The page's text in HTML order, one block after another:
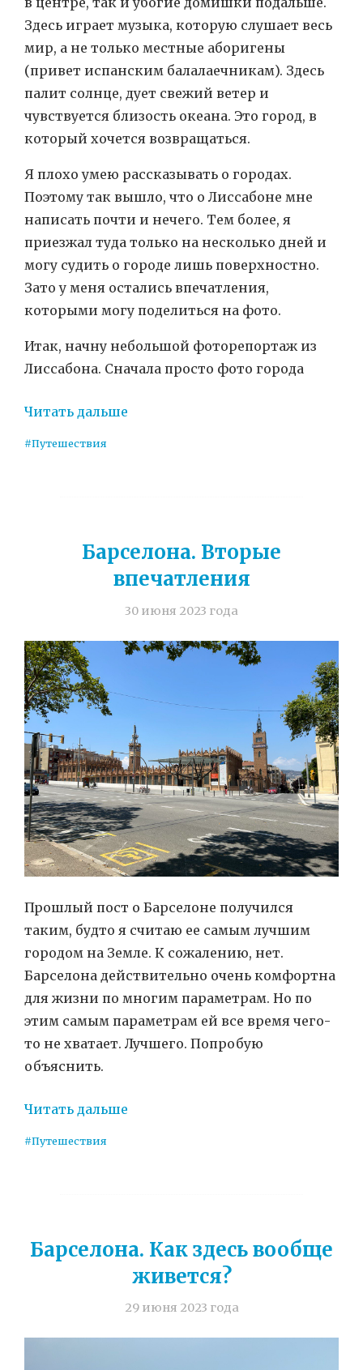
Здесь играет музыка, которую слушает весь
мир, а не только местные аборигены
(привет испанским балалаечникам). Здесь
палит солнце, дует свежий ветер и
чувствуется близость океана. Это город, в
который хочется возвращаться.
Я плохо умею рассказывать о городах.
Поэтому так вышло, что о Лиссабоне мне
написать почти и нечего. Тем более, я
приезжал туда только на несколько дней и
могу судить о городе лишь поверхностно.
Зато у меня остались впечатления,
которыми могу поделиться на фото.
Итак, начну небольшой фоторепортаж из
Лиссабона. Сначала просто фото города
Читать дальше
#Путешествия
Барселона. Вторые
впечатления
30 июня 2023 года
Прошлый пост о Барселоне получился
таким, будто я считаю ее самым лучшим
городом на Земле. К сожалению, нет.
Барселона действительно очень комфортна
для жизни по многим параметрам. Но по
этим самым параметрам ей все время чего-
то не хватает. Лучшего. Попробую
объяснить.
Читать дальше
#Путешествия
Барселона. Как здесь вообще
живется?
29 июня 2023 года